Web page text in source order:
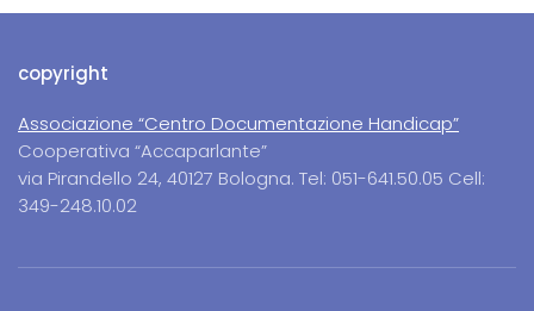
copyright
Associazione “Centro Documentazione Handicap”
Cooperativa “Accaparlante”
via Pirandello 24, 40127 Bologna. Tel: 051-641.50.05 Cell:
349-248.10.02